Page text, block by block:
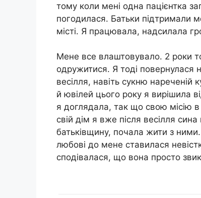
тому коли мені одна пацієнтка
погодилася. Батьки підтримали
місті. Я працювала, надсилала
Мене все влаштовувало. 2 роки
одружитися. Я тоді повернулася
весілля, навіть сукню
й ювілей цього року я вирішила
я доглядала, так що свою місію
свій дім я вже після весілля
батьківщину, почала жити з
любові до мене ставилася
сподівалася, що вона просто